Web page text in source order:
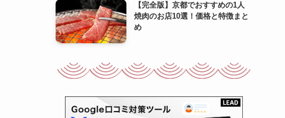
【完全版】京都でおすすめの1人
焼肉のお店10選！価格と特徴まと
め